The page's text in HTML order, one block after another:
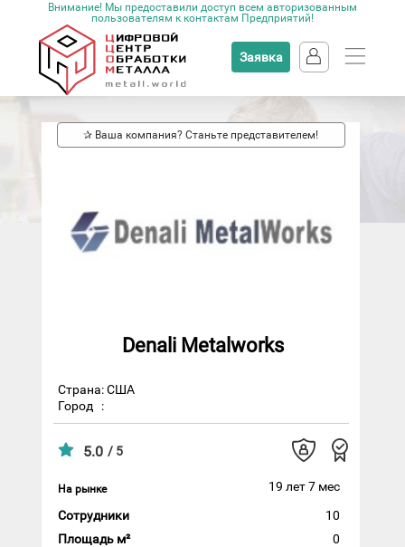
Внимание! Мы предоставили доступ всем авторизованным
пользователям к контактам Предприятий!
Заявка
✰ Ваша компания? Станьте представителем!
Denali Metalworks
Страна: США
Город
:
5.0 / 5
На рынке
19 лет 7 мес
Сотрудники
10
Площадь м²
0